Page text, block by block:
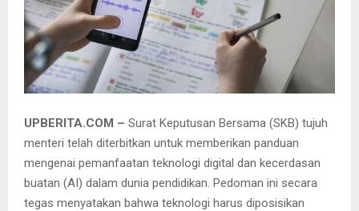
UPBERITA.COM – Surat Keputusan Bersama (SKB) tujuh
menteri telah diterbitkan untuk memberikan panduan
mengenai pemanfaatan teknologi digital dan kecerdasan
buatan (AI) dalam dunia pendidikan. Pedoman ini secara
tegas menyatakan bahwa teknologi harus diposisikan